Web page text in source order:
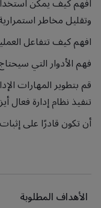
وتقليل مخاطر
افهم كيف تتفاعل العمليات
فهم الأدوار التي سيحتاج
قم بتطوير المهارات
تنفيذ نظام إدارة فعال أيزو 22301: 2019 داخل
أن تكون قادرًا على
الأهداف المطلوبة